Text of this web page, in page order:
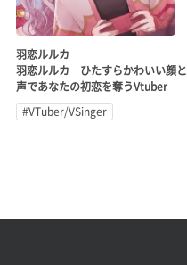
羽恋ルルカ
羽恋ルルカ ひたすらかわいい顔と
声であなたの初恋を奪うVtuber
#VTuber/VSinger